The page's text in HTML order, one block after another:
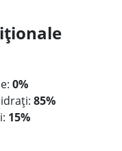
0%
85%
15%